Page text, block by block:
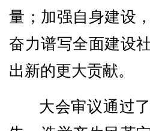
量；加强自身建设
奋力谱写全面建设
出新的更大贡献。
大会审议通过